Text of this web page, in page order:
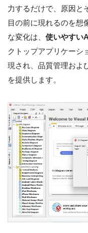
力するだけで、原因と
目の前に現れるのを想
な変化は、 使いやすい
クトップアプリケーシ
現され、品質管理およ
を提供します。